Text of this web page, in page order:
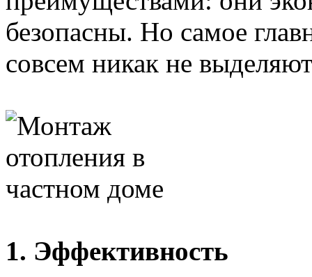
безопасны. Но самое
совсем никак не
1. Эффективность